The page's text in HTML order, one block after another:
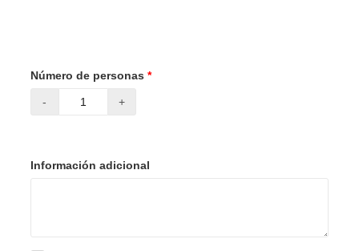
Número de personas *
- +
Información adicional